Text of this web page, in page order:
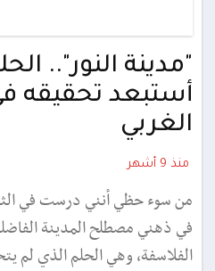
"مدينة النور"..
أستبعد تحقيقه
الغربي
منذ 9 أشهر
من سوء حظي أنني درست في
في ذهني مصطلح المدينة
الفلاسفة، وهي الحلم الذي لم